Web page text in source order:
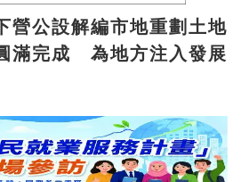
營公設解編市地重劃土地
滿完成 為地方注入發展